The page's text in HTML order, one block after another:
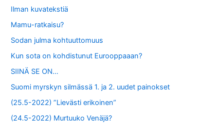
Ilman kuvatekstiä
Mamu-ratkaisu?
Sodan julma kohtuuttomuus
Kun sota on kohdistunut Eurooppaaan?
SIINÄ SE ON…
Suomi myrskyn silmässä 1. ja 2. uudet painokset
(25.5-2022) ”Lievästi erikoinen”
(24.5-2022) Murtuuko Venäjä?